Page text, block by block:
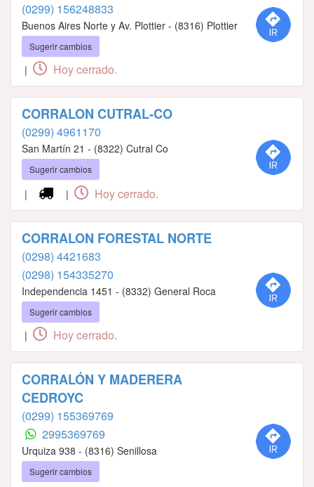
(0299) 156248833
Buenos Aires Norte y Av. Plottier - (8316) Plottier
Sugerir cambios
| Hoy cerrado.
CORRALON CUTRAL-CO
(0299) 4961170
San Martín 21 - (8322) Cutral Co
Sugerir cambios
| | Hoy cerrado.
CORRALON FORESTAL NORTE
(0298) 4421683
(0298) 154335270
Independencia 1451 - (8332) General Roca
Sugerir cambios
| Hoy cerrado.
CORRALÓN Y MADERERA
CEDROYC
(0299) 155369769
2995369769
Urquiza 938 - (8316) Senillosa
Sugerir cambios